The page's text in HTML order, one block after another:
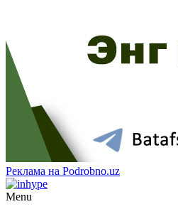
Реклама на Podrobno.uz
Menu